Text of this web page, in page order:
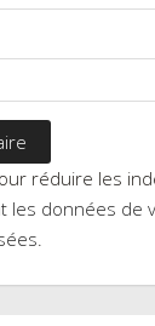
réduire les
les données de
.